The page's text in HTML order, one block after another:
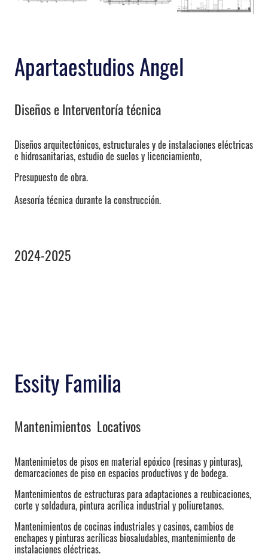
Apartaestudios Angel
Diseños e Interventoría técnica
Diseños arquitectónicos, estructurales y de instalaciones eléctricas
e hidrosanitarias, estudio de suelos y licenciamiento,
Presupuesto de obra.
Asesoría técnica durante la construcción.
2024-2025
Essity Familia
Mantenimientos Locativos
Mantenimietos de pisos en material epóxico (resinas y pinturas),
demarcaciones de piso en espacios productivos y de bodega.
Mantenimientos de estructuras para adaptaciones a reubicaciones,
corte y soldadura, pintura acrílica industrial y poliuretanos.
Mantenimientos de cocinas industriales y casinos, cambios de
enchapes y pinturas acrílicas biosaludables, mantenimiento de
instalaciones eléctricas.